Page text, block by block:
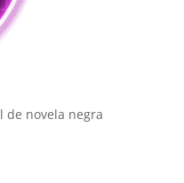
de novela negra